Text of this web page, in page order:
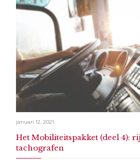
januari 12, 2021
Het Mobiliteitspakket (deel 4):
tachografen